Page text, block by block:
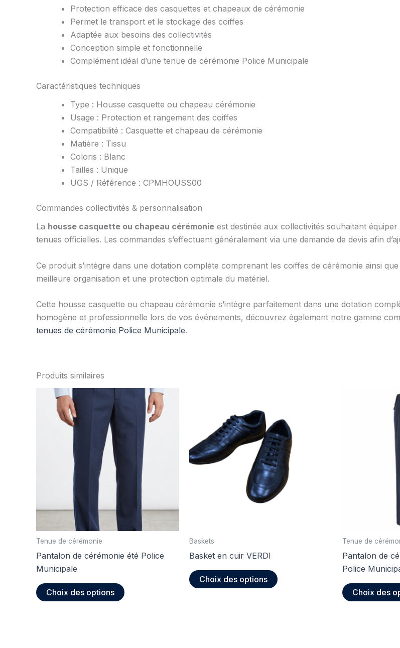
Protection efficace des casquettes et chapeaux de cérémonie
Permet le transport et le stockage des coiffes
Adaptée aux besoins des collectivités
Conception simple et fonctionnelle
Complément idéal d’une tenue de cérémonie Police Municipale
Caractéristiques techniques
Type : Housse casquette ou chapeau cérémonie
Usage : Protection et rangement des coiffes
Compatibilité : Casquette et chapeau de cérémonie
Matière : Tissu
Coloris : Blanc
Tailles : Unique
UGS / Référence : CPMHOUSS00
Commandes collectivités & personnalisation
La housse casquette ou chapeau cérémonie est destinée aux collectivités souhaitant
tenues officielles. Les commandes s’effectuent généralement via une demande de devis afin
Ce produit s’intègre dans une dotation complète comprenant les coiffes de cérémonie ainsi
meilleure organisation et une protection optimale du matériel.
Cette housse casquette ou chapeau cérémonie s’intègre parfaitement dans une dotation
homogène et professionnelle lors de vos événements, découvrez également notre gamme
tenues de cérémonie Police Municipale.
Produits similaires
Tenue de cérémonie
Pantalon de cérémonie été Police
Municipale
Choix des options
produit
Baskets
Basket en cuir VERDI
Choix des options
produit
Tenue de
Pantalon de
Police
Choix des